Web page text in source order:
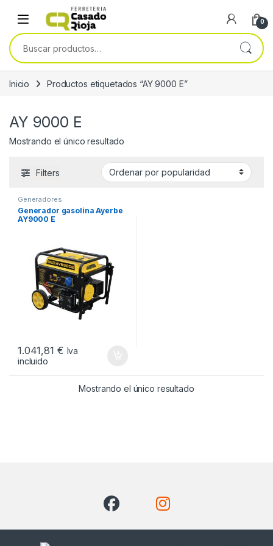
0
Buscar por:
Inicio Productos etiquetados “AY 9000 E”
AY 9000 E
Mostrando el único resultado
Filters
Generadores
Generador gasolina Ayerbe
AY9000 E
1.041,81 € Iva
incluido
Mostrando el único resultado